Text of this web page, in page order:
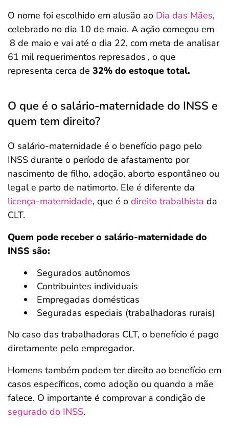
O nome foi escolhido em alusão ao Dia das Mães,
celebrado no dia 10 de maio. A ação começou em
8 de maio e vai até o dia 22, com meta de analisar
61 mil requerimentos represados , o que
representa cerca de 32% do estoque total.
O que é o salário-maternidade do INSS e
quem tem direito?
O salário-maternidade é o benefício pago pelo
INSS durante o período de afastamento por
nascimento de filho, adoção, aborto espontâneo ou
legal e parto de natimorto. Ele é diferente da
licença-maternidade, que é o direito trabalhista da
CLT.
Quem pode receber o salário-maternidade do
INSS são:
Segurados autônomos
Contribuintes individuais
Empregadas domésticas
Seguradas especiais (trabalhadoras rurais)
No caso das trabalhadoras CLT, o benefício é pago
diretamente pelo empregador.
Homens também podem ter direito ao benefício em
casos específicos, como adoção ou quando a mãe
falece. O importante é comprovar a condição de
segurado do INSS.